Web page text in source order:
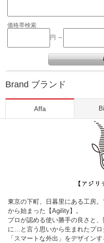
価格帯検索
円 ～
Brand ブランド
Affa
東京の下町、日暮里にある工房
から始まった【Agility】。
プロが認める使い勝手の良さと
に…と言う思いから生まれたプロ
「スマートな外出」をデザイン